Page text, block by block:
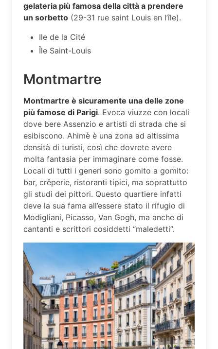
gelateria più famosa della città a prendere
un sorbetto (29-31 rue saint Louis en l’île).
Ile de la Cité
Île Saint-Louis
Montmartre
Montmartre è sicuramente una delle zone
più famose di Parigi. Evoca viuzze con locali
dove bere Assenzio e artisti di strada che si
esibiscono. Ahimè è una zona ad altissima
densità di turisti, così che dovrete avere
molta fantasia per immaginare come fosse.
Locali di tutti i generi sono gomito a gomito:
bar, crêperie, ristoranti tipici, ma soprattutto
gli studi dei pittori. Questo quartiere infatti
deve la sua fama all’essere stato il rifugio di
Modigliani, Picasso, Van Gogh, ma anche di
cantanti e scrittori cosiddetti “maledetti”.